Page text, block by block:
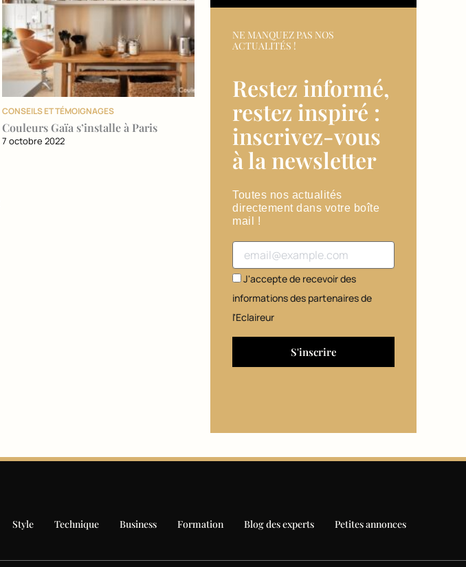
CONSEILS ET TÉMOIGNAGES
Couleurs Gaïa s’installe à Paris
7 octobre 2022
NE MANQUEZ PAS NOS
ACTUALITÉS !
Restez informé,
restez inspiré :
inscrivez-vous
à la newsletter​
Toutes nos actualités
directement dans votre boîte
mail !
Adresse email
J'accepte de recevoir des
informations des partenaires de
l'Eclaireur
Style Technique Business Formation Blog des experts Petites annonces